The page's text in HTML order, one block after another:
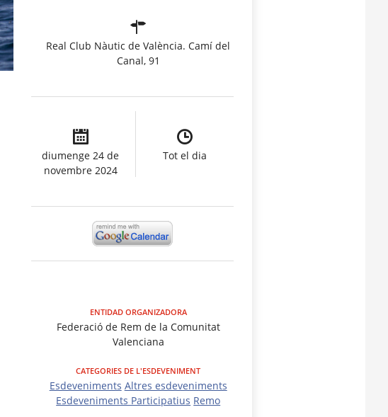
Real Club Nàutic de València. Camí del
Canal, 91
diumenge 24 de
novembre 2024
Tot el dia
ENTIDAD ORGANIZADORA
Federació de Rem de la Comunitat
Valenciana
CATEGORIES DE L'ESDEVENIMENT
Esdeveniments Altres esdeveniments
Esdeveniments Participatius Remo